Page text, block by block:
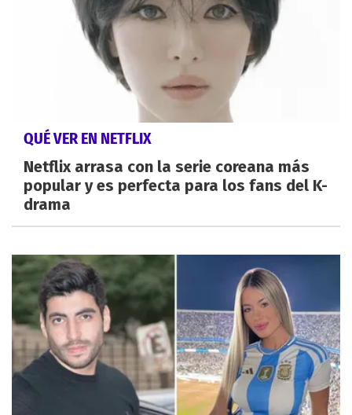
QUÉ VER EN NETFLIX
Netflix arrasa con la serie coreana más
popular y es perfecta para los fans del K-
drama